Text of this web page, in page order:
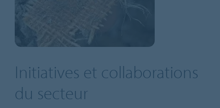
Initiatives et collaborations
du secteur